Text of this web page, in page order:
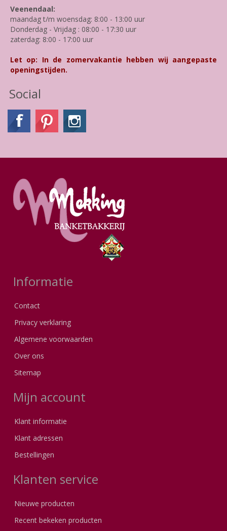
Veenendaal:
maandag t/m woensdag: 8:00 - 13:00 uur
Donderdag - Vrijdag : 08:00 - 17:30 uur
zaterdag: 8:00 - 17:00 uur
Let op: In de zomervakantie hebben wij aangepaste
openingstijden.
Social
Informatie
Contact
Privacy verklaring
Algemene voorwaarden
Over ons
Sitemap
Mijn account
Klant informatie
Klant adressen
Bestellingen
Klanten service
Nieuwe producten
Recent bekeken producten